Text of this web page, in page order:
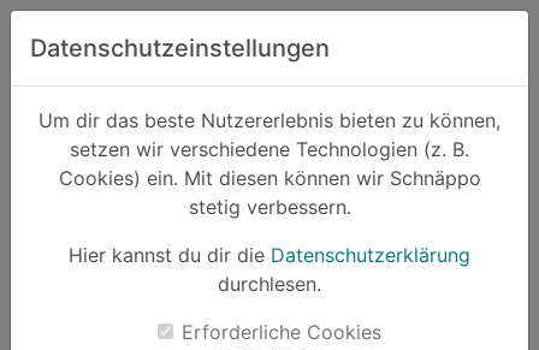
Zum Hauptinhalt springen
Datenschutzeinstellungen
Um dir das beste Nutzererlebnis bieten zu können,
setzen wir verschiedene Technologien (z. B.
Cookies) ein. Mit diesen können wir Schnäppo
stetig verbessern.
Hier kannst du dir die Datenschutzerklärung
durchlesen.
Erforderliche Cookies
Suchen
Schnäppchen Haushalt und Garten
Cashback